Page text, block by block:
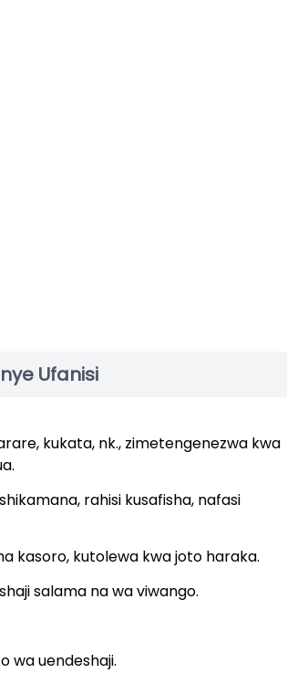
Ufanisi
kukata, nk., zimetengenezwa kwa
rahisi kusafisha, nafasi
kasoro, kutolewa kwa joto haraka.
salama na wa viwango.
wa uendeshaji.